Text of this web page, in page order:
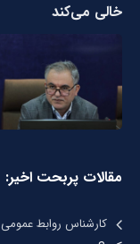
خالی می‌کند
مقالات پربحت اخیر:
کارشناس روابط عمومی